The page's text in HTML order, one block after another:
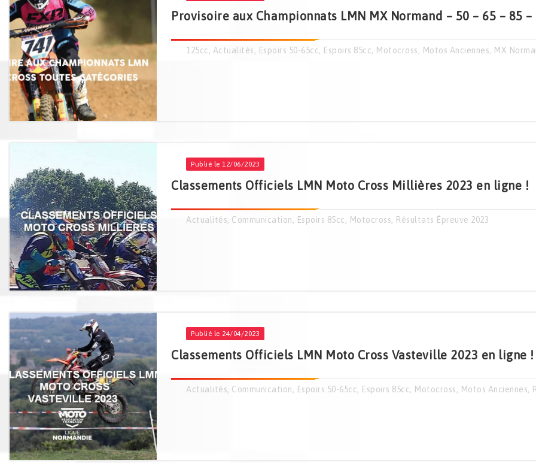
Provisoire aux Championnats LMN MX Normand – 50 – 65 – 85
125cc, Actualités, Espoirs 50-65cc, Espoirs 85cc, Motocross, Motos Anciennes, MX
Publié le 12/06/2023
Classements Officiels LMN Moto Cross Millières 2023 en ligne !
Actualités, Communication, Espoirs 85cc, Motocross, Résultats Épreuve 2023
Publié le 24/04/2023
Classements Officiels LMN Moto Cross Vasteville 2023 en ligne !
Actualités, Communication, Espoirs 50-65cc, Espoirs 85cc, Motocross, Motos Anciennes,